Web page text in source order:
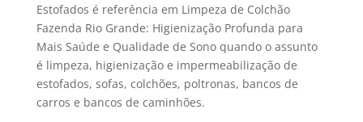
Estofados é referência em Limpeza de Colchão
Fazenda Rio Grande: Higienização Profunda para
Mais Saúde e Qualidade de Sono quando o assunto
é limpeza, higienização e impermeabilização de
estofados, sofas, colchões, poltronas, bancos de
carros e bancos de caminhões.